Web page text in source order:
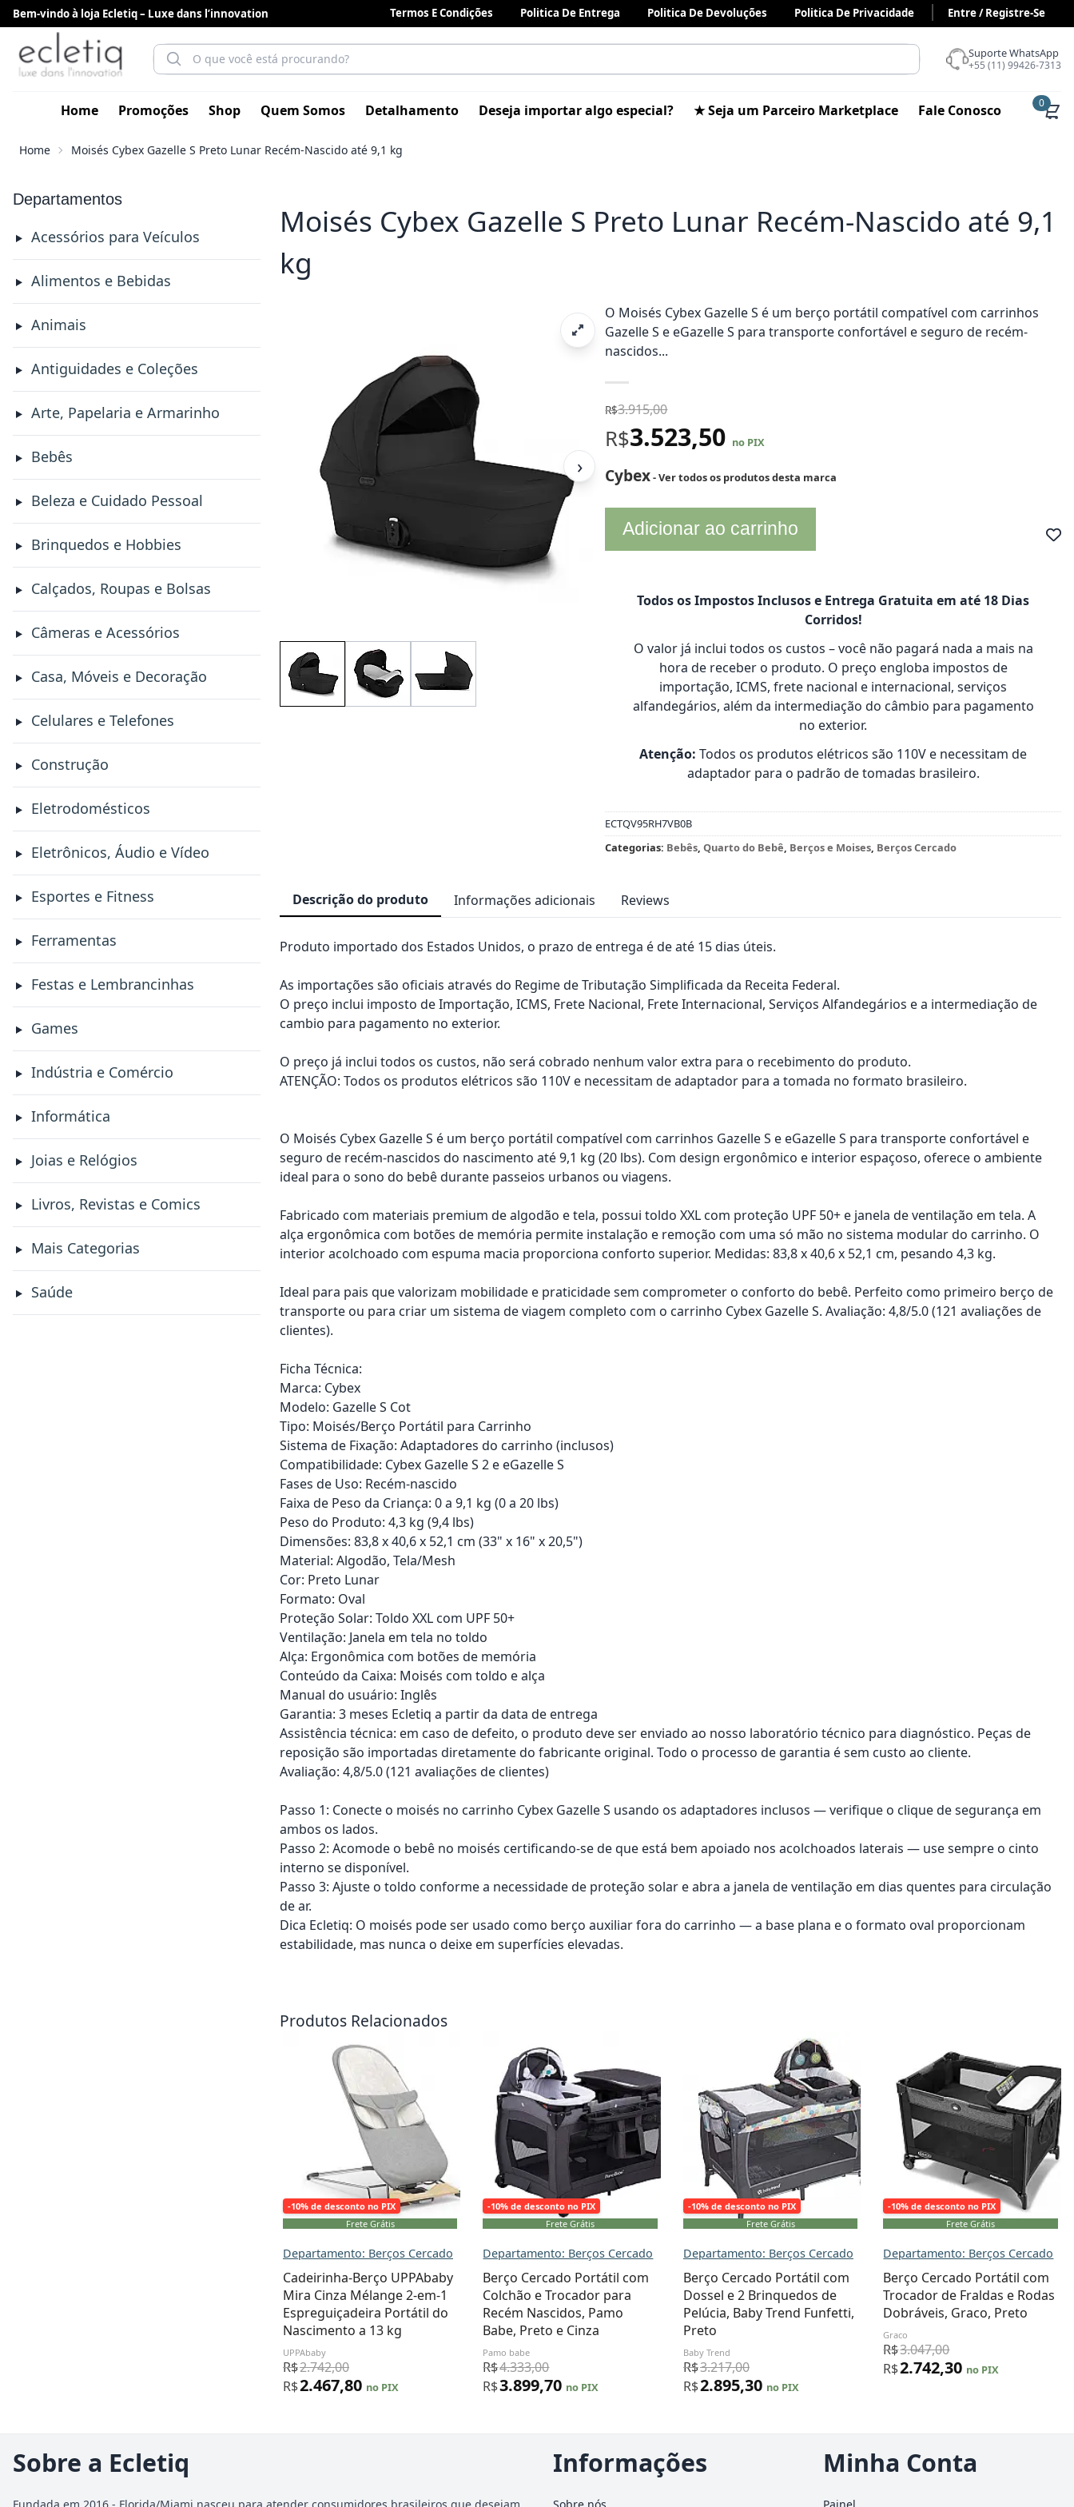
Bem-vindo à loja Ecletiq – Luxe dans l’innovation Termos E Condições Politica De Entrega Politica De Devoluções Politica De Privacidade Entre / Registre-Se
Suporte WhatsApp
+55 (11) 99426-7313
Home Promoções Shop Quem Somos Detalhamento Deseja importar algo especial? ★ Seja um Parceiro Marketplace Fale Conosco 0
Home Moisés Cybex Gazelle S Preto Lunar Recém-Nascido até 9,1 kg
Departamentos
Acessórios para Veículos
Alimentos e Bebidas
Animais
Antiguidades e Coleções
Arte, Papelaria e Armarinho
Bebês
Beleza e Cuidado Pessoal
Brinquedos e Hobbies
Calçados, Roupas e Bolsas
Câmeras e Acessórios
Casa, Móveis e Decoração
Celulares e Telefones
Construção
Eletrodomésticos
Eletrônicos, Áudio e Vídeo
Esportes e Fitness
Ferramentas
Festas e Lembrancinhas
Games
Indústria e Comércio
Informática
Joias e Relógios
Livros, Revistas e Comics
Mais Categorias
Saúde
Moisés Cybex Gazelle S Preto Lunar Recém-Nascido até 9,1
kg
›
O Moisés Cybex Gazelle S é um berço portátil compatível com carrinhos
Gazelle S e eGazelle S para transporte confortável e seguro de recém-
nascidos...
R$3.915,00
R$3.523,50 no PIX
Cybex- Ver todos os produtos desta marca
Adicionar ao carrinho
Todos os Impostos Inclusos e Entrega Gratuita em até 18 Dias
Corridos!
O valor já inclui todos os custos – você não pagará nada a mais na
hora de receber o produto. O preço engloba impostos de
importação, ICMS, frete nacional e internacional, serviços
alfandegários, além da intermediação do câmbio para pagamento
no exterior.
Atenção: Todos os produtos elétricos são 110V e necessitam de
adaptador para o padrão de tomadas brasileiro.
ECTQV95RH7VB0B
Categorias: Bebês,Quarto do Bebê, Berços e Moises, Berços Cercado
Descrição do produto Informações adicionais Reviews
Produto importado dos Estados Unidos, o prazo de entrega é de até 15 dias úteis.
As importações são oficiais através do Regime de Tributação Simplificada da Receita Federal.
O preço inclui imposto de Importação, ICMS, Frete Nacional, Frete Internacional, Serviços Alfandegários e a intermediação de
cambio para pagamento no exterior.
O preço já inclui todos os custos, não será cobrado nenhum valor extra para o recebimento do produto.
ATENÇÃO: Todos os produtos elétricos são 110V e necessitam de adaptador para a tomada no formato brasileiro.
O Moisés Cybex Gazelle S é um berço portátil compatível com carrinhos Gazelle S e eGazelle S para transporte confortável e
seguro de recém-nascidos do nascimento até 9,1 kg (20 lbs). Com design ergonômico e interior espaçoso, oferece o ambiente
ideal para o sono do bebê durante passeios urbanos ou viagens.
Fabricado com materiais premium de algodão e tela, possui toldo XXL com proteção UPF 50+ e janela de ventilação em tela. A
alça ergonômica com botões de memória permite instalação e remoção com uma só mão no sistema modular do carrinho. O
interior acolchoado com espuma macia proporciona conforto superior. Medidas: 83,8 x 40,6 x 52,1 cm, pesando 4,3 kg.
Ideal para pais que valorizam mobilidade e praticidade sem comprometer o conforto do bebê. Perfeito como primeiro berço de
transporte ou para criar um sistema de viagem completo com o carrinho Cybex Gazelle S. Avaliação: 4,8/5.0 (121 avaliações de
clientes).
Ficha Técnica:
Marca: Cybex
Modelo: Gazelle S Cot
Tipo: Moisés/Berço Portátil para Carrinho
Sistema de Fixação: Adaptadores do carrinho (inclusos)
Compatibilidade: Cybex Gazelle S 2 e eGazelle S
Fases de Uso: Recém-nascido
Faixa de Peso da Criança: 0 a 9,1 kg (0 a 20 lbs)
Peso do Produto: 4,3 kg (9,4 lbs)
Dimensões: 83,8 x 40,6 x 52,1 cm (33" x 16" x 20,5")
Material: Algodão, Tela/Mesh
Cor: Preto Lunar
Formato: Oval
Proteção Solar: Toldo XXL com UPF 50+
Ventilação: Janela em tela no toldo
Alça: Ergonômica com botões de memória
Conteúdo da Caixa: Moisés com toldo e alça
Manual do usuário: Inglês
Garantia: 3 meses Ecletiq a partir da data de entrega
Assistência técnica: em caso de defeito, o produto deve ser enviado ao nosso laboratório técnico para diagnóstico. Peças de
reposição são importadas diretamente do fabricante original. Todo o processo de garantia é sem custo ao cliente.
Avaliação: 4,8/5.0 (121 avaliações de clientes)
Passo 1: Conecte o moisés no carrinho Cybex Gazelle S usando os adaptadores inclusos — verifique o clique de segurança em
ambos os lados.
Passo 2: Acomode o bebê no moisés certificando-se de que está bem apoiado nos acolchoados laterais — use sempre o cinto
interno se disponível.
Passo 3: Ajuste o toldo conforme a necessidade de proteção solar e abra a janela de ventilação em dias quentes para circulação
de ar.
Dica Ecletiq: O moisés pode ser usado como berço auxiliar fora do carrinho — a base plana e o formato oval proporcionam
estabilidade, mas nunca o deixe em superfícies elevadas.
Produtos Relacionados
-10% de desconto no PIX
Frete Grátis
Departamento: Berços Cercado
Cadeirinha-Berço UPPAbaby
Mira Cinza Mélange 2-em-1
Espreguiçadeira Portátil do
Nascimento a 13 kg
Adicionar ao carrinho
UPPAbaby
R$2.742,00
R$2.467,80 no PIX
-10% de desconto no PIX
Frete Grátis
Departamento: Berços Cercado
Berço Cercado Portátil com
Colchão e Trocador para
Recém Nascidos, Pamo
Babe, Preto e Cinza
Adicionar ao carrinho
Pamo babe
R$4.333,00
R$3.899,70 no PIX
-10% de desconto no PIX
Frete Grátis
Departamento: Berços Cercado
Berço Cercado Portátil com
Dossel e 2 Brinquedos de
Pelúcia, Baby Trend Funfetti,
Preto
Baby Trend
R$3.217,00
R$2.895,30 no PIX
-10% de desconto no PIX
Frete Grátis
Departamento: Berços Cercado
Berço Cercado Portátil com
Trocador de Fraldas e Rodas
Dobráveis, Graco, Preto
Graco
R$3.047,00
R$2.742,30 no PIX
Sobre a Ecletiq Informações Minha Conta